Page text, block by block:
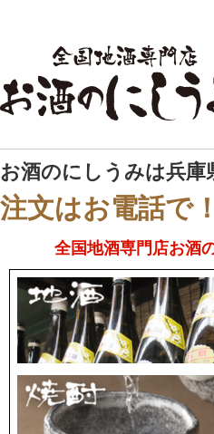
お酒のにしうみは兵庫
注文はお電話で！
全国地酒専門店お酒